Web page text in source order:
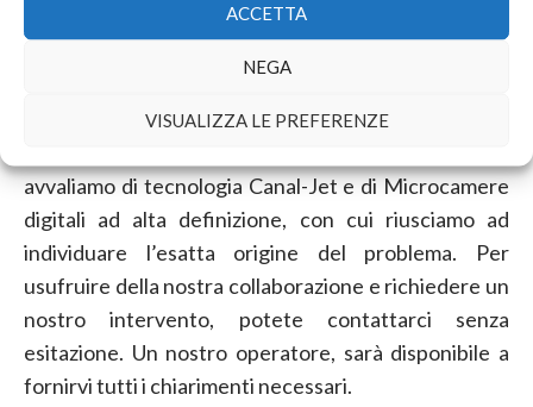
ACCETTA
NEGA
VISUALIZZA LE PREFERENZE
sempre più innovative e tecnologicamente avanzate,
in cui viviamo.
avvaliamo di tecnologia Canal-Jet e di Microcamere
digitali ad alta definizione, con cui riusciamo ad
individuare l’esatta origine del problema. Per
usufruire della nostra collaborazione e richiedere un
nostro intervento, potete contattarci senza
esitazione. Un nostro operatore, sarà disponibile a
fornirvi tutti i chiarimenti necessari.